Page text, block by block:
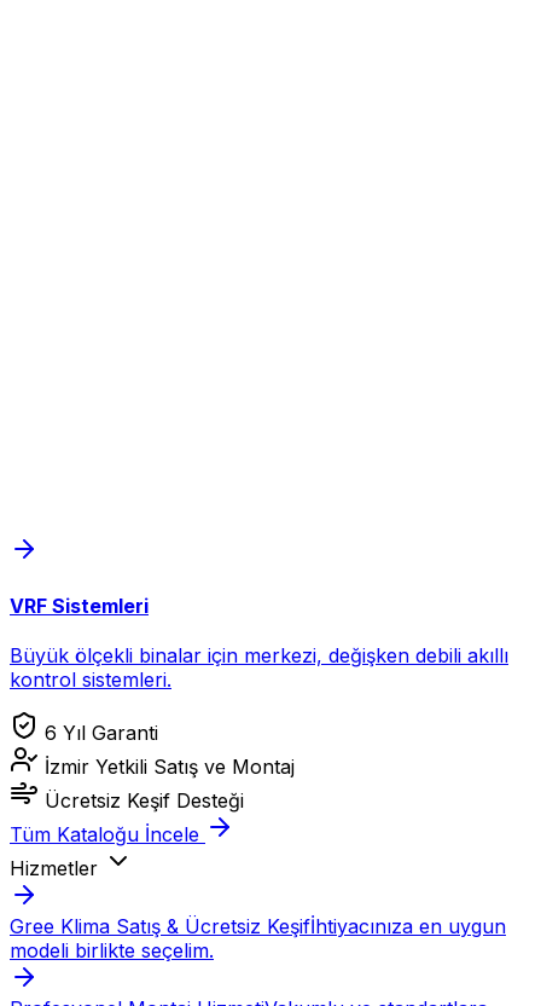
VRF Sistemleri
Büyük ölçekli binalar için merkezi, değişken debili akıllı
kontrol sistemleri.
6 Yıl Garanti
İzmir Yetkili Satış ve Montaj
Ücretsiz Keşif Desteği
Tüm Kataloğu İncele
Hizmetler
Gree Klima Satış & Ücretsiz Keşifİhtiyacınıza en uygun
modeli birlikte seçelim.